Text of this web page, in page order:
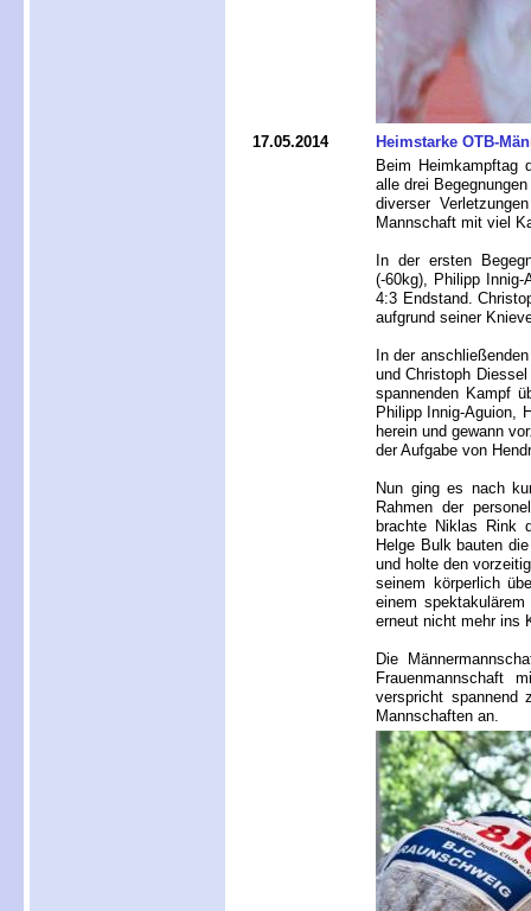
17.05.2014
Heimstarke OTB-
Beim Heimkampftag
alle drei
diverser
Mannschaft mit viel
In der ersten
(-60kg), Philipp
4:3 Endstand.
aufgrund seiner
In der
und Christoph
spannenden Kampf
Philipp Innig-Aguion,
herein und gewann
der Aufgabe von
Nun ging es nach
Rahmen der
brachte Niklas Rink
Helge Bulk bauten
und holte den
seinem körperlich
einem
erneut nicht mehr ins
Die
Frauenmannschaft
verspricht spannend
Mannschaften an.